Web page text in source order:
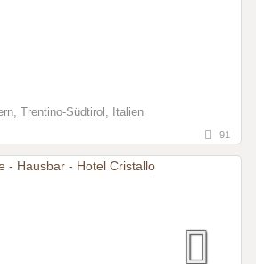
Trentino-Südtirol, Italien
91